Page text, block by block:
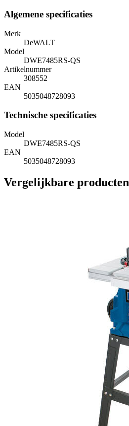
Algemene specificaties
Merk
DeWALT
Model
DWE7485RS-QS
Artikelnummer
308552
EAN
5035048728093
Technische specificaties
Model
DWE7485RS-QS
EAN
5035048728093
Vergelijkbare producten